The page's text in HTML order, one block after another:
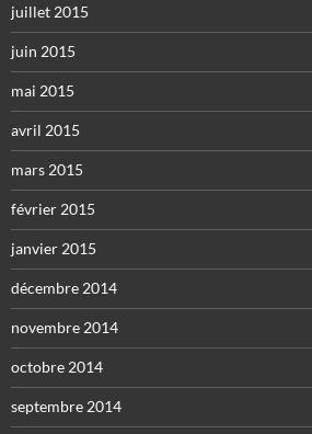
juillet 2015
juin 2015
mai 2015
avril 2015
mars 2015
février 2015
janvier 2015
décembre 2014
novembre 2014
octobre 2014
septembre 2014